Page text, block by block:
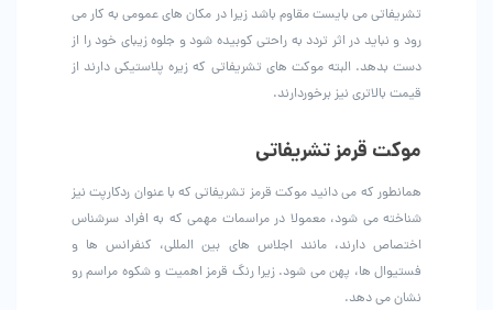
تشریفاتی می بایست مقاوم باشد زیرا در مکان های عمومی به کار می
رود و نباید در اثر تردد به راحتی کوبیده شود و جلوه زیبای خود را از
دست بدهد. البته موکت های تشریفاتی که زیره پلاستیکی دارند از
قیمت بالاتری نیز برخوردارند.
موکت قرمز تشریفاتی
همانطور که می دانید موکت قرمز تشریفاتی که با عنوان ردکارپت نیز
شناخته می شود، معمولا در مراسمات مهمی که به افراد سرشناس
اختصاص دارند، مانند اجلاس های بین المللی، کنفرانس ها و
فستیوال ها، پهن می شود. زیرا رنگ قرمز اهمیت و شکوه مراسم رو
نشان می دهد.